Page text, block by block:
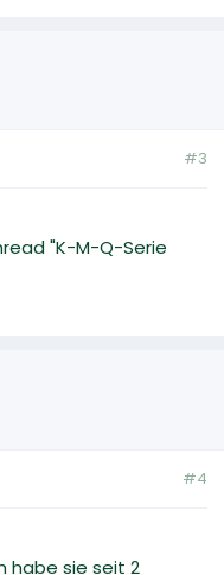
#3
"K-M-Q-Serie
#4
habe sie seit 2